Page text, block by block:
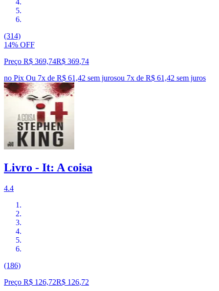
(314)
14% OFF
Preço R$ 369,74R$ 369,74
no Pix Ou 7x de R$ 61,42 sem jurosou 7x de R$ 61,42 sem juros
Livro - It: A coisa
4.4
(186)
Preço R$ 126,72R$ 126,72